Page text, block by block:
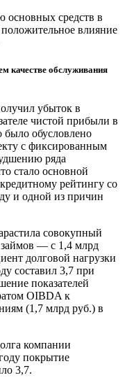
основных средств в
положительное влияние
качестве обслуживания
убыток в
чистой прибыли в
было обусловлено
с фиксированным
ряда
стало основной
рейтингу со
и одной из причин
совокупный
займов — с 1,4 млрд
долговой нагрузки
составил 3,7 при
показателей
OIBDA к
(1,7 млрд руб.) в
компании
покрытие
3,7.